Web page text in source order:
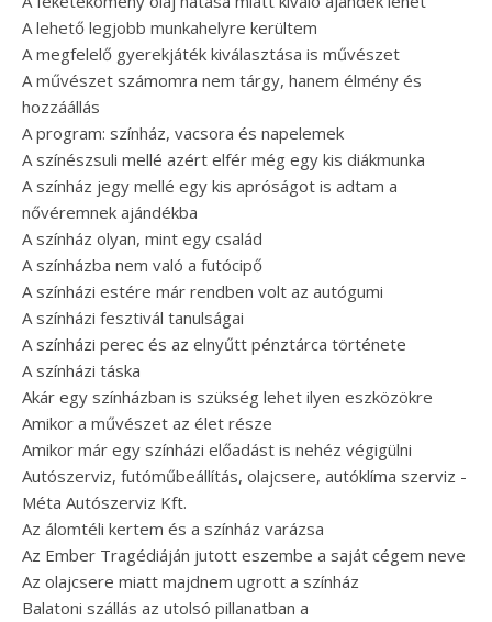
A lehető legjobb munkahelyre kerültem
A megfelelő gyerekjáték kiválasztása is művészet
A művészet számomra nem tárgy, hanem élmény és
hozzáállás
A program: színház, vacsora és napelemek
A színészsuli mellé azért elfér még egy kis diákmunka
A színház jegy mellé egy kis apróságot is adtam a
nővéremnek ajándékba
A színház olyan, mint egy család
A színházba nem való a futócipő
A színházi estére már rendben volt az autógumi
A színházi fesztivál tanulságai
A színházi perec és az elnyűtt pénztárca története
A színházi táska
Akár egy színházban is szükség lehet ilyen eszközökre
Amikor a művészet az élet része
Amikor már egy színházi előadást is nehéz végigülni
Autószerviz, futóműbeállítás, olajcsere, autóklíma szerviz -
Méta Autószerviz Kft.
Az álomtéli kertem és a színház varázsa
Az Ember Tragédiáján jutott eszembe a saját cégem neve
Az olajcsere miatt majdnem ugrott a színház
Balatoni szállás az utolsó pillanatban a